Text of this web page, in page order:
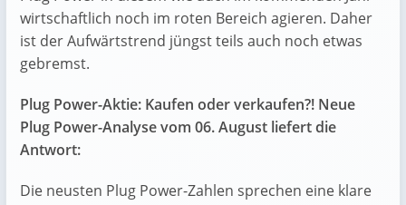
wirtschaftlich noch im roten Bereich agieren. Daher
ist der Aufwärtstrend jüngst teils auch noch etwas
gebremst.
Plug Power-Aktie: Kaufen oder verkaufen?! Neue
Plug Power-Analyse vom 06. August liefert die
Antwort:
Die neusten Plug Power-Zahlen sprechen eine klare